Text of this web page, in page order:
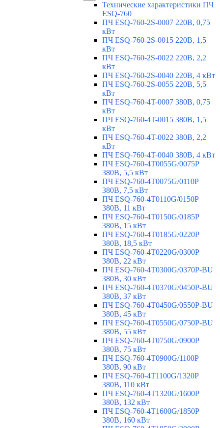
Технические характеристики ПЧ
ESQ-760
ПЧ ESQ-760-2S-0007 220В, 0,75
кВт
ПЧ ESQ-760-2S-0015 220В, 1,5
кВт
ПЧ ESQ-760-2S-0022 220В, 2,2
кВт
ПЧ ESQ-760-2S-0040 220В, 4 кВт
ПЧ ESQ-760-2S-0055 220В, 5,5
кВт
ПЧ ESQ-760-4T-0007 380В, 0,75
кВт
ПЧ ESQ-760-4T-0015 380В, 1,5
кВт
ПЧ ESQ-760-4T-0022 380В, 2,2
кВт
ПЧ ESQ-760-4T-0040 380В, 4 кВт
ПЧ ESQ-760-4T0055G/0075P
380В, 5,5 кВт
ПЧ ESQ-760-4T0075G/0110P
380В, 7,5 кВт
ПЧ ESQ-760-4T0110G/0150P
380В, 11 кВт
ПЧ ESQ-760-4T0150G/0185P
380В, 15 кВт
ПЧ ESQ-760-4T0185G/0220P
380В, 18,5 кВт
ПЧ ESQ-760-4T0220G/0300P
380В, 22 кВт
ПЧ ESQ-760-4T0300G/0370P-BU
380В, 30 кВт
ПЧ ESQ-760-4T0370G/0450P-BU
380В, 37 кВт
ПЧ ESQ-760-4T0450G/0550P-BU
380В, 45 кВт
ПЧ ESQ-760-4T0550G/0750P-BU
380В, 55 кВт
ПЧ ESQ-760-4T0750G/0900P
380В, 75 кВт
ПЧ ESQ-760-4T0900G/1100P
380В, 90 кВт
ПЧ ESQ-760-4T1100G/1320P
380В, 110 кВт
ПЧ ESQ-760-4T1320G/1600P
380В, 132 кВт
ПЧ ESQ-760-4T1600G/1850P
380В, 160 кВт